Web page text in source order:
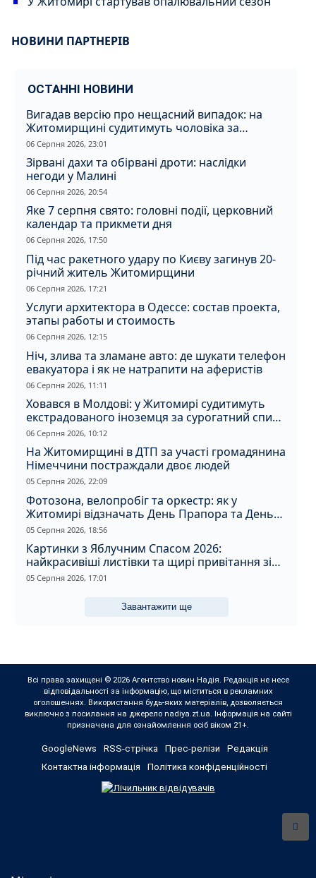
НОВИНИ ПАРТНЕРІВ
ОСТАННІ НОВИНИ
Вигадав версію про нещасний випадок: на
Житомирщині судитимуть чоловіка за
вбивство співмешканки
06 Серпня 2026, 23:01
Зірвані дахи та обірвані дроти: наслідки
негоди у Малині
06 Серпня 2026, 20:54
Яке 7 серпня свято: головні події, церковний
календар та прикмети дня
06 Серпня 2026, 17:50
Під час ракетного удару по Києву загинув 20-
річний житель Житомирщини
06 Серпня 2026, 17:21
Услуги архитектора в Одессе: состав проекта,
этапы работы и стоимость
06 Серпня 2026, 12:15
Ніч, злива та зламане авто: де шукати телефон
евакуатора і як не натрапити на аферистів
06 Серпня 2026, 11:11
Ховався в Молдові: у Житомирі судитимуть
екстрадованого іноземця за сурогатний спирт
і відмивання грошей
06 Серпня 2026, 10:12
На Житомирщині в ДТП за участі громадянина
Німеччини постраждали двоє людей
05 Серпня 2026, 22:09
Фотозона, велопробіг та оркестр: як у
Житомирі відзначать День Прапора та День
Незалежності
05 Серпня 2026, 18:56
Картинки з Яблучним Спасом 2026:
найкрасивіші листівки та щирі привітання зі
святом
05 Серпня 2026, 17:01
Завантажити ще
Всі права захищені © 2026 Агентство новин Надія. Редакція не несе
відповідальності за інформацію, що міститься в рекламних
оголошеннях. Використання будь-яких матеріалів, дозволяється
виключно з посилання на джерело nadiya.zt.ua. Інформація на сайті
призначена для ознайомлення осіб віком 21+.
GoogleNews RSS-стрічка Прес-релізи
Редакція
Контактна інформація
Політика конфіденційності